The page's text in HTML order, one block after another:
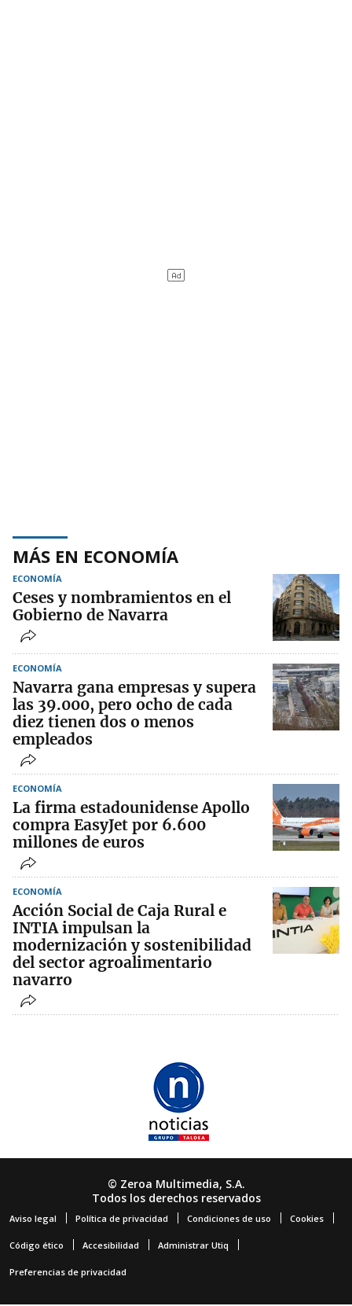
MÁS EN ECONOMÍA
ECONOMÍA
Ceses y nombramientos en el
Gobierno de Navarra
ECONOMÍA
Navarra gana empresas y supera
las 39.000, pero ocho de cada
diez tienen dos o menos
empleados
ECONOMÍA
La firma estadounidense Apollo
compra EasyJet por 6.600
millones de euros
ECONOMÍA
Acción Social de Caja Rural e
INTIA impulsan la
modernización y sostenibilidad
del sector agroalimentario
navarro
© Zeroa Multimedia, S.A.
Todos los derechos reservados
Aviso legal Política de privacidad Condiciones de uso Cookies
Código ético Accesibilidad Administrar Utiq
Preferencias de privacidad